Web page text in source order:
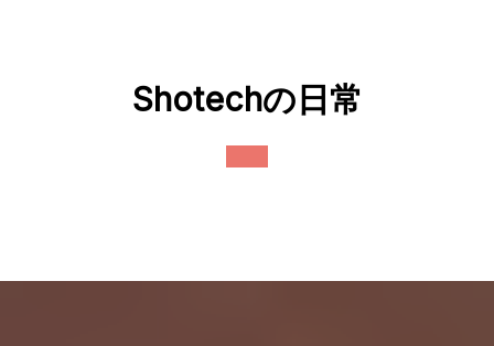
Shotechの日常